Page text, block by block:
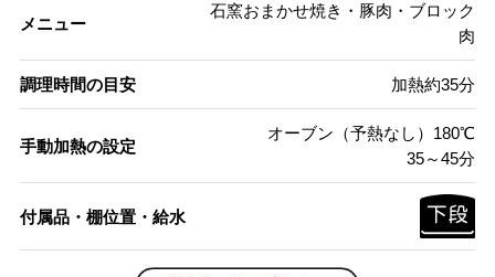
メニュー
石窯おまかせ焼き・豚肉・ブロック
肉
調理時間の目安 加熱約35分
手動加熱の設定
オーブン（予熱なし）180℃
35～45分
付属品・棚位置・給水